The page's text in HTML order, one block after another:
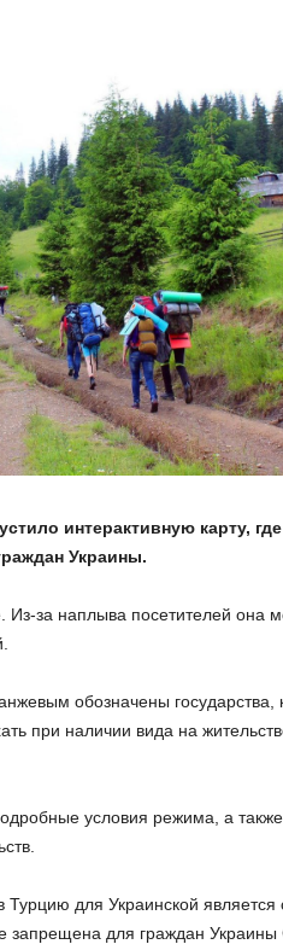
интерактивную карту,
Украины.
Из-за наплыва посетителей она
обозначены государства,
при наличии вида на
условия режима, а также
Турцию для Украинской
запрещена для граждан